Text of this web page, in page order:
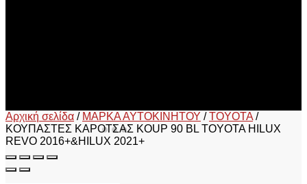
Αρχική σελίδα / ΜΑΡΚΑ ΑΥΤΟΚΙΝΗΤΟΥ /TOYOTA /
ΚΟΥΠΑΣΤΕΣ ΚΑΡΟΤΣΑΣ KOUP 90 BL TOYOTA HILUX
REVO 2016+&HILUX 2021+